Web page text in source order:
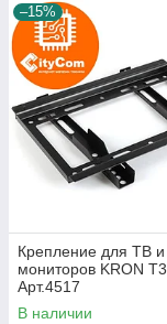
–15%
Крепление для ТВ и
мониторов KRON T3
Арт.4517
В наличии